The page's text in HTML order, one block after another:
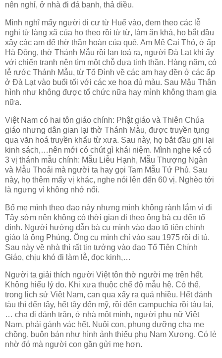
nên nghỉ, ở nhà đi đá banh, thả diều.
Mình nghĩ mấy người di cư từ Huế vào, đem theo các lễ
nghi từ làng xã của họ theo rồi từ từ, làm ăn khá, họ bắt đầu
xây các am để thờ thần hoàn của quê. Am Mệ Cai Thỏ, ở ấp
Hà Đông, thờ Thánh Mẫu rồi lan toả ra, người Đà Lạt khi ấy
với chiến tranh nên tìm một chỗ dựa tinh thần. Hàng năm, có
lễ rước Thánh Mẫu, từ Tổ Đình về các am hay đền ở các ấp
ở Đà Lạt vào buổi tối với các xe hoa đủ màu. Sau Mậu Thân
hình như không được tổ chức nữa hay mình không tham gia
nữa.
Việt Nam có hai tôn giáo chính: Phật giáo và Thiên Chúa
giáo nhưng dân gian lại thờ Thánh Mẫu, được truyền tụng
qua văn hoá truyền khẩu từ xưa. Sau này, họ bắt đầu ghi lại
kinh sách,…nên mới có chút gì khái niệm. Mình nghe kể có
3 vị thánh mẫu chính: Mẫu Liễu Hạnh, Mẫu Thượng Ngàn
và Mẫu Thoải mà người ta hay gọi Tam Mẫu Tứ Phủ. Sau
này, họ thêm mấy vị khác, nghe nói lên đến 60 vị. Nghèo tới
là ngưng vì không nhớ nổi.
Bố mẹ mình theo đạo này nhưng mình không rành lắm vì đi
Tây sớm nên không có thời gian đi theo ông bà cụ đến tổ
đình. Người hướng dẫn bà cụ mình vào đạo tổ tiên chính
giáo là ông Phúng. Ông cụ mình chỉ vào sau 1975 rồi đi tù.
Sau này về nhà thì rất tin tưởng vào đạo Tổ Tiên Chính
Giáo, chịu khó đi làm lễ, đọc kinh,…
Người ta giải thích người Việt tôn thờ người mẹ trên hết.
Không hiểu lý do. Khi xưa thuộc chế độ mẫu hệ. Có thể,
trong lịch sử Việt Nam, can qua xẩy ra quá nhiều. Hết đánh
tàu thì đến tây, hết tây đến mỹ, rồi đến campuchia rồi tàu lại,
… cha đi đánh trận, ở nhà một mình, người phụ nữ Việt
Nam, phải gánh vác hết. Nuôi con, phụng dưỡng cha mẹ
chồng, buôn bán như hình ảnh thiếu phụ Nam Xương. Có lẻ
nhờ đó mà người con gần gửi mẹ hơn.